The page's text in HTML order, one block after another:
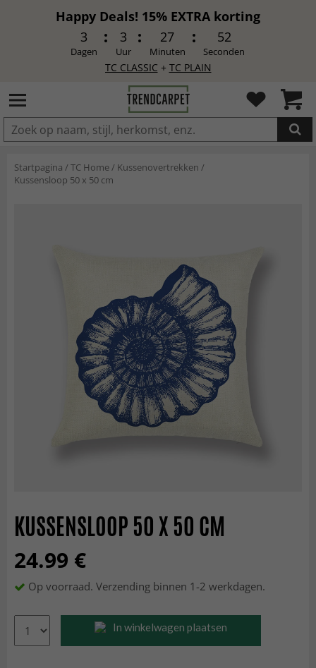
Happy Deals! 15% EXTRA korting
3
Dagen
3
Uur
27
Minuten
50
Seconden
TC CLASSIC + TC PLAIN
IN DE WINKELWAGEN GELEGD
Startpagina /TC Home/ Kussenovertrekken /
Kussensloop 50 x 50 cm
KUSSENSLOOP 50 X 50 CM
24.99 €
Op voorraad. Verzending binnen 1-2 werkdagen.
In winkelwagen plaatsen